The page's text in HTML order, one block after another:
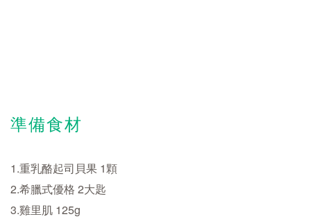
準備食材
1.重乳酪起司貝果 1顆
2.希臘式優格 2大匙
3.雞里肌 125g